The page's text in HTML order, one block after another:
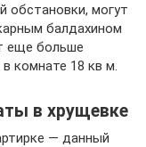
обстановки, могут
балдахином
еще больше
комнате 18 кв м.
в хрущевке
— данный